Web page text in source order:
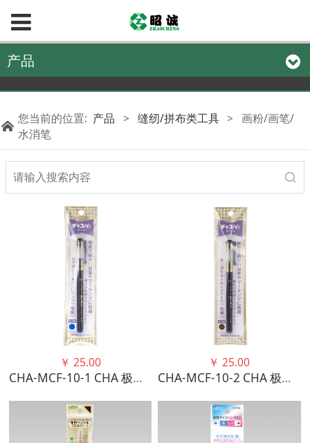
产品
您当前的位置: 产品 > 缝纫/拼布类工具 >
画粉/画笔/
水消笔
￥ 25.00
CHA-MCF-10-1 CHA 极细水消笔 墨水 蓝色
￥ 25.00
CHA-MCF-10-2 CHA 极细水消笔 墨水 茶色